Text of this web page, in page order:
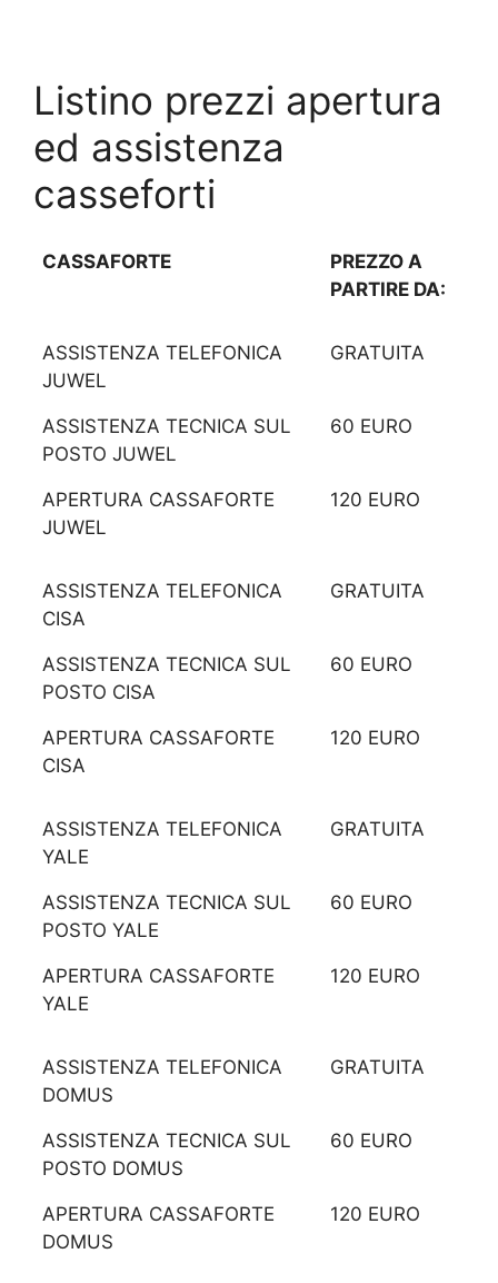
Listino prezzi apertura
ed assistenza
casseforti
CASSAFORTE
PREZZO A
PARTIRE DA:
ASSISTENZA TELEFONICA
JUWEL
GRATUITA
ASSISTENZA TECNICA SUL
POSTO JUWEL
60 EURO
APERTURA CASSAFORTE
JUWEL
120 EURO
ASSISTENZA TELEFONICA
CISA
GRATUITA
ASSISTENZA TECNICA SUL
POSTO CISA
60 EURO
APERTURA CASSAFORTE
CISA
120 EURO
ASSISTENZA TELEFONICA
YALE
GRATUITA
ASSISTENZA TECNICA SUL
POSTO YALE
60 EURO
APERTURA CASSAFORTE
YALE
120 EURO
ASSISTENZA TELEFONICA
DOMUS
GRATUITA
ASSISTENZA TECNICA SUL
POSTO DOMUS
60 EURO
APERTURA CASSAFORTE
DOMUS
120 EURO